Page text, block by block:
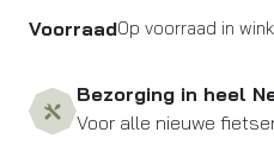
VoorraadOp voorraad in
Bezorging in heel
Voor alle nieuwe